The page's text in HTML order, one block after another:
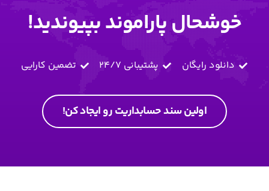
خوشحال پاراموند بپیوندید!
دانلود رایگان پشتیبانی 24/7 تضمین کارایی
اولین سند حسابداریت رو ایجاد کن!